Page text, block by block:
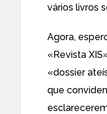
vários livros
Agora,
«Revista
«dossier
que